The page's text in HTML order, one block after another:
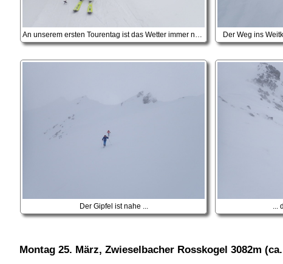
Der Weg ins
Der Gipfel ist nahe ...
Montag 25. März, Zwieselbacher Rosskogel 3082m